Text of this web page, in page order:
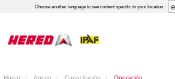
Choose another language to see content specific to your location.
Hogar Apoyo Capacitación Operación